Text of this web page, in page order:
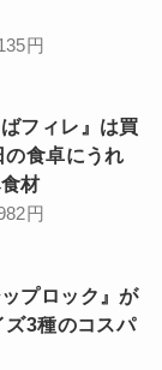
円
フィレ』は買
の食卓にうれ
材
円
プロック』が
ズ3種のコスパ